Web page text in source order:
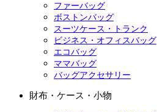
ファーバッグ
ボストンバッグ
スーツケース・トランク
ビジネス・オフィスバッグ
エコバッグ
ママバッグ
バッグアクセサリー
財布・ケース・小物